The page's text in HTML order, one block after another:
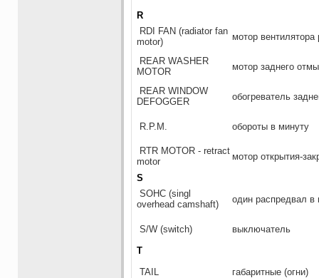
R
RDI FAN (radiator fan
motor)
мотор
REAR WASHER
MOTOR
мотор заднего
REAR WINDOW
DEFOGGER
обогреватель
R.P.M. обороты в минуту
RTR MOTOR - retract
motor
мотор открытия-
S
SOHC (singl
overhead camshaft)
один распредвал в
S/W (switch)
выключатель
T
TAIL
габаритные (огни)